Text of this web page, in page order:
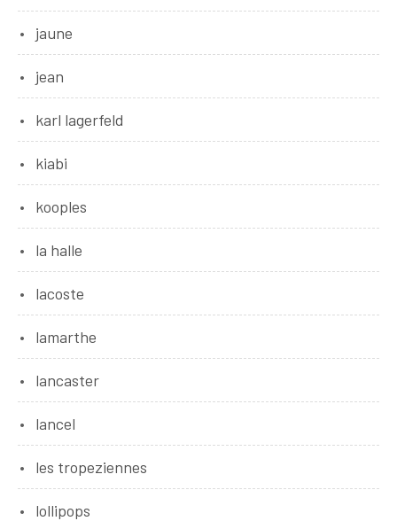
jaune
jean
karl lagerfeld
kiabi
kooples
la halle
lacoste
lamarthe
lancaster
lancel
les tropeziennes
lollipops